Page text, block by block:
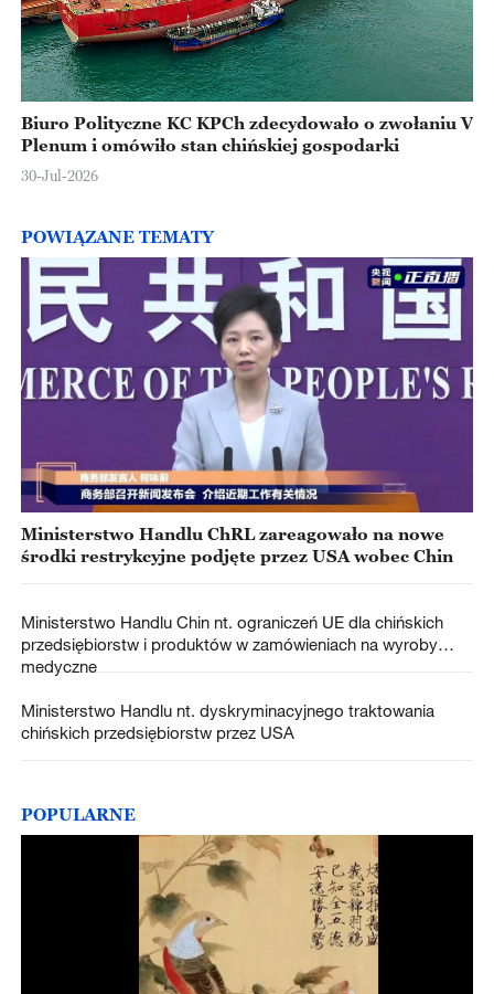
Biuro Polityczne KC KPCh zdecydowało o zwołaniu V
Plenum i omówiło stan chińskiej gospodarki
30-Jul-2026
POWIĄZANE TEMATY
Ministerstwo Handlu ChRL zareagowało na nowe
środki restrykcyjne podjęte przez USA wobec Chin
Ministerstwo Handlu Chin nt. ograniczeń UE dla chińskich
przedsiębiorstw i produktów w zamówieniach na wyroby
medyczne
Ministerstwo Handlu nt. dyskryminacyjnego traktowania
chińskich przedsiębiorstw przez USA
POPULARNE